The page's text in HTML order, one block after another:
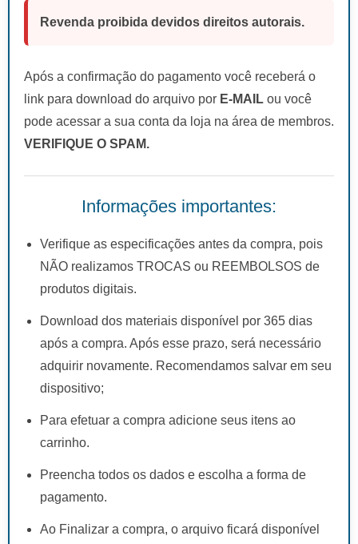
Revenda proibida devidos direitos autorais.
Após a confirmação do pagamento você receberá o
link para download do arquivo por E-MAIL ou você
pode acessar a sua conta da loja na área de membros.
VERIFIQUE O SPAM.
Informações importantes:
Verifique as especificações antes da compra, pois
NÃO realizamos TROCAS ou REEMBOLSOS de
produtos digitais.
Download dos materiais disponível por 365 dias
após a compra. Após esse prazo, será necessário
adquirir novamente. Recomendamos salvar em seu
dispositivo;
Para efetuar a compra adicione seus itens ao
carrinho.
Preencha todos os dados e escolha a forma de
pagamento.
Ao Finalizar a compra, o arquivo ficará disponível